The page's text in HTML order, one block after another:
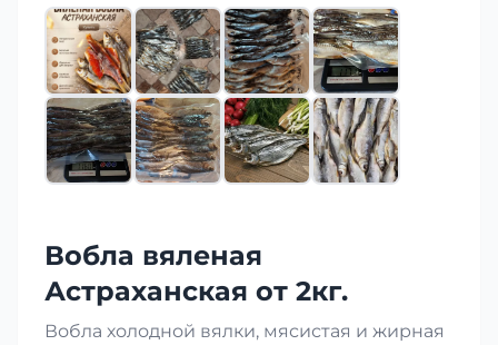
Вобла вяленая
Астраханская от 2кг.
Вобла холодной вялки, мясистая и жирная